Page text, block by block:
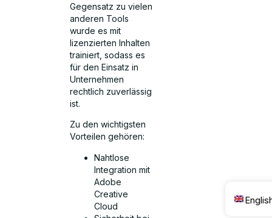
Gegensatz zu vielen
anderen Tools
wurde es mit
lizenzierten Inhalten
trainiert, sodass es
für den Einsatz in
Unternehmen
rechtlich zuverlässig
ist.
Zu den wichtigsten
Vorteilen gehören:
Nahtlose
Integration mit
Adobe
Creative
Cloud